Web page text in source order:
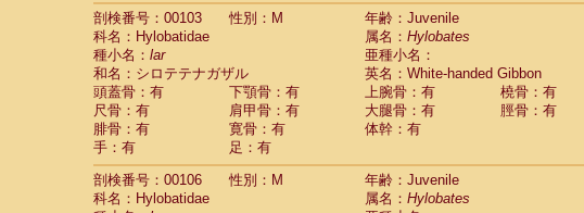
CercopithecidaeLophocebus albigena
Cercopithecidae (62)
Cercopithecidae Papio cynocephalus (9)
Cercopithecidae Papio hamadryas(11)
CercopithecidaePapio papio
CercopithecidaePapio
CercopithecidaeMandrillus leucophaeus
CercopithecidaeMandrillus sphinx
CercopithecidaeTheropithecus gelada(4)
CercopithecidaeMacaca arctoides(8)
Cercopithecidae Macaca assamensis
剖検番号：00103
性別：M
年齢：Juvenile
科名：Hylobatidae
属名： Hylobates
種小名： lar
亜種小名：
和名：シロテテナガザル
英名：White-handed Gibbon
頭蓋骨：有
下顎骨：有 上腕骨：有
橈骨：有
尺骨：有
肩甲骨：有 大腿骨：有
脛骨：有
腓骨：有
寛骨：有
体幹：有
手：有
足：有
剖検番号：00106
性別：M
年齢：Juvenile
科名：Hylobatidae
属名： Hylobates